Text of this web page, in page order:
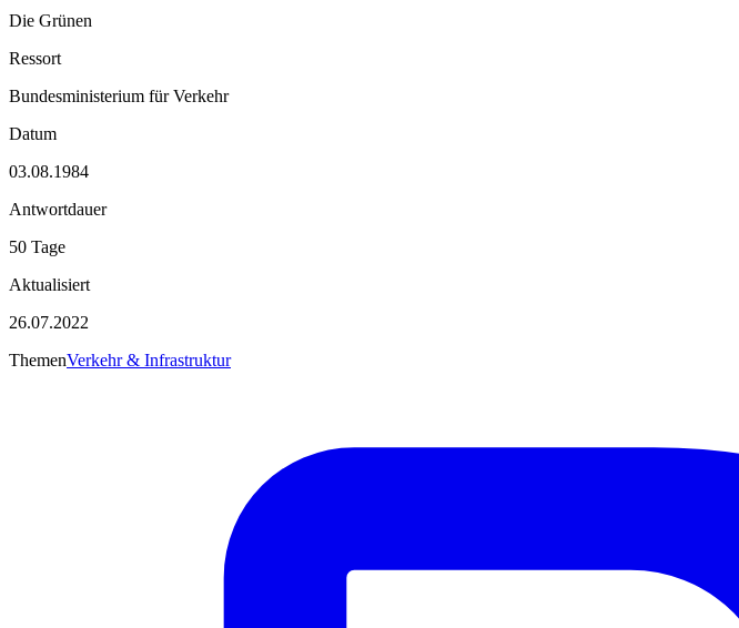
Die Grünen
Ressort
Bundesministerium für Verkehr
Datum
03.08.1984
Antwortdauer
50 Tage
Aktualisiert
26.07.2022
ThemenVerkehr & Infrastruktur